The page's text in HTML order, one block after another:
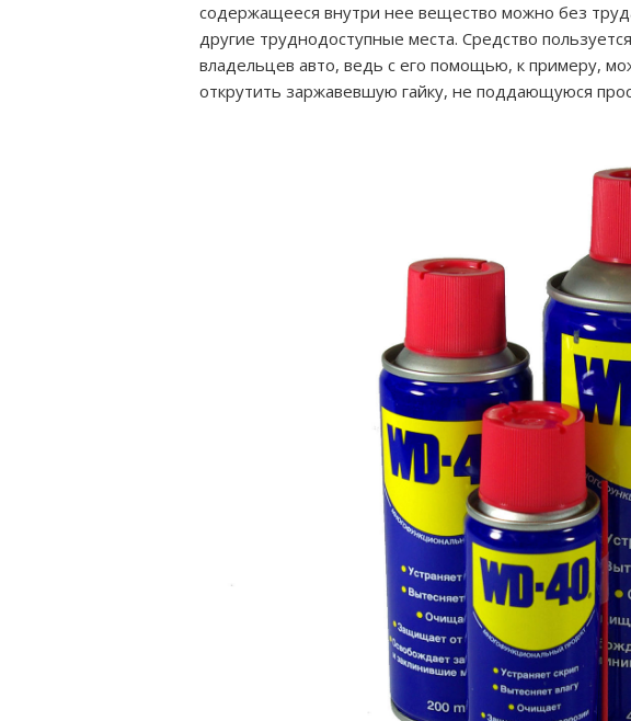
содержащееся внутри нее вещество можно без
другие труднодоступные места. Средство
владельцев авто, ведь с его помощью, к примеру,
открутить заржавевшую гайку, не поддающуюся